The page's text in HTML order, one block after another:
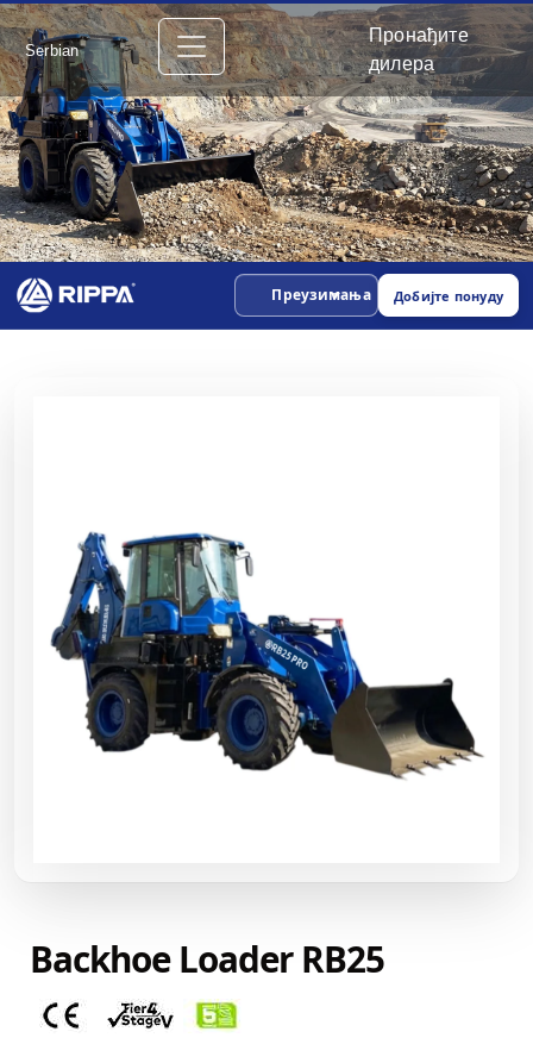
Serbian
Пронађите
дилера
Преузимања Добијте понуду
Backhoe Loader RB25